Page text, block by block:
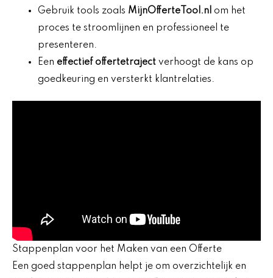
Gebruik tools zoals MijnOfferteTool.nl om het
proces te stroomlijnen en professioneel te
presenteren.
Een effectief offertetraject verhoogt de kans op
goedkeuring en versterkt klantrelaties.
Stappenplan voor het Maken van een Offerte
Een goed stappenplan helpt je om overzichtelijk en